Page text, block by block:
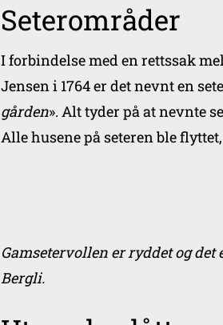
Seterområder
I forbindelse med en rettssak
Jensen i 1764 er det nevnt en
gården». Alt tyder på at nevnte
Alle husene på seteren ble
Gamsetervollen er ryddet og
Bergli.